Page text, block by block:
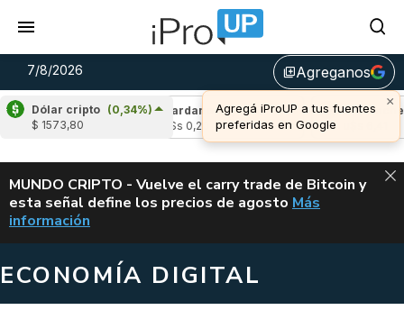
7/8/2026 library_addAgreganos
×
Agregá iProUP a tus fuentes
preferidas en Google
Dólar cripto (0,34%)
$ 1573,80
Cardano
(6,63%)
u$s 0,20
Avalanche
(-
u$s 6,41
ALERTA
MUNDO CRIPTO - Vuelve el carry trade de Bitcoin y
esta señal define los precios de agosto VUELVE EL
Más
información
ECONOMÍA DIGITAL